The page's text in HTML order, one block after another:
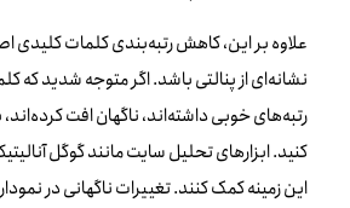
علاوه بر این، کاهش رتبه‌بندی کلمات کلیدی
نشانه‌ای از پنالتی باشد. اگر متوجه شدید که
رتبه‌های خوبی داشته‌اند، ناگهان افت
کنید. ابزارهای تحلیل سایت مانند گوگل
این زمینه کمک کنند. تغییرات ناگهانی در